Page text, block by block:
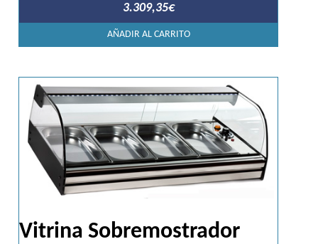
3.309,35€
AÑADIR AL CARRITO
Vitrina Sobremostrador